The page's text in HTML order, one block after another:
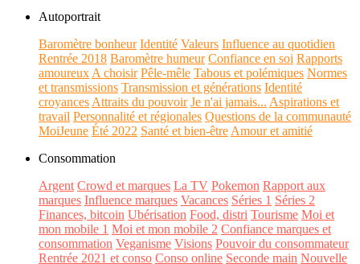
Autoportrait
Baromètre bonheur Identité Valeurs Influence au quotidien
Rentrée 2018 Baromètre humeur Confiance en soi Rapports
amoureux A choisir Pêle-mêle Tabous et polémiques Normes
et transmissions Transmission et générations Identité
croyances Attraits du pouvoir Je n'ai jamais... Aspirations et
travail Personnalité et régionales Questions de la communauté
MoiJeune Été 2022 Santé et bien-être Amour et amitié
Consommation
Argent Crowd et marques La TV Pokemon Rapport aux
marques Influence marques Vacances Séries 1 Séries 2
Finances, bitcoin Ubérisation Food, distri Tourisme Moi et
mon mobile 1 Moi et mon mobile 2 Confiance marques et
consommation Veganisme Visions Pouvoir du consommateur
Rentrée 2021 et conso Conso online Seconde main Nouvelle